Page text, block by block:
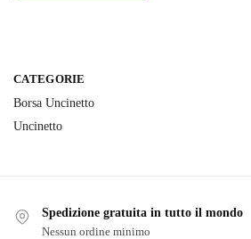
CATEGORIE
Borsa Uncinetto
Uncinetto
Spedizione gratuita in tutto il mondo
Nessun ordine minimo